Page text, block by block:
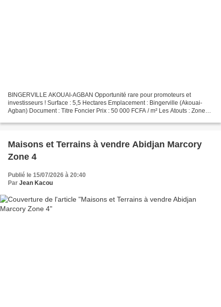
BINGERVILLE AKOUAI-AGBAN Opportunité rare pour promoteurs et
investisseurs ! Surface : 5,5 Hectares Emplacement : Bingerville (Akouai-
Agban) Document : Titre Foncier Prix : 50 000 FCFA / m² Les Atouts : Zone
Maisons et Terrains à vendre Abidjan Marcory
Zone 4
Publié le 15/07/2026 à 20:40
Par Jean Kacou